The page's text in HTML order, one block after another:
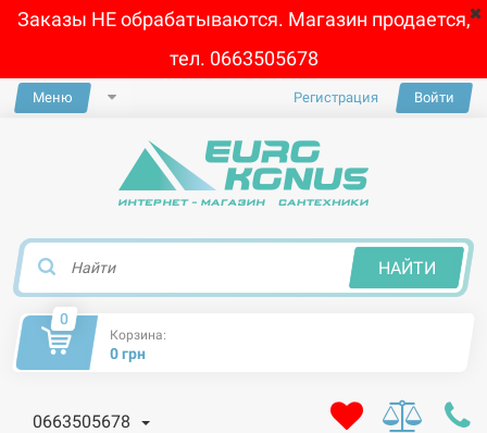
Заказы НЕ обрабатываются. Магазин продается,
тел. 0663505678
Меню Регистрация Войти
НАЙТИ
0
Корзина:
0 грн
0663505678